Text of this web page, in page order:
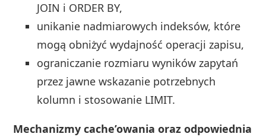
JOIN i ORDER BY,
unikanie nadmiarowych indeksów, które
mogą obniżyć wydajność operacji zapisu,
ograniczanie rozmiaru wyników zapytań
przez jawne wskazanie potrzebnych
kolumn i stosowanie LIMIT.
Mechanizmy cache’owania oraz odpowiednia